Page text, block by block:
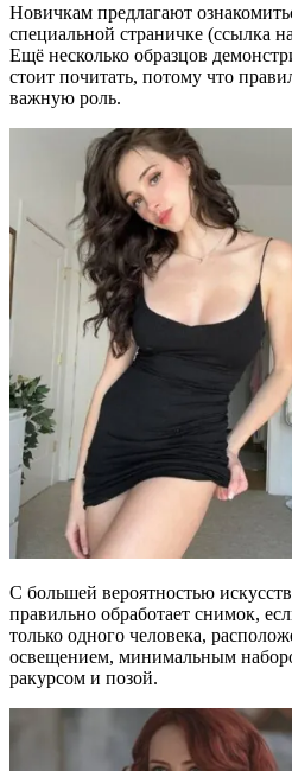
Новичкам предлагают
специальной страничке (ссылка
Ещё несколько образцов
стоит почитать, потому что
важную роль.
С большей вероятностью
правильно обработает снимок,
только одного человека,
освещением, минимальным
ракурсом и позой.